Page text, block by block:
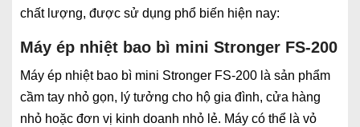
chất lượng, được sử dụng phổ biến hiện nay:
Máy ép nhiệt bao bì mini Stronger FS-200
Máy ép nhiệt bao bì mini Stronger FS-200 là sản phẩm
cầm tay nhỏ gọn, lý tưởng cho hộ gia đình, cửa hàng
nhỏ hoặc đơn vị kinh doanh nhỏ lẻ. Máy có thể là vỏ